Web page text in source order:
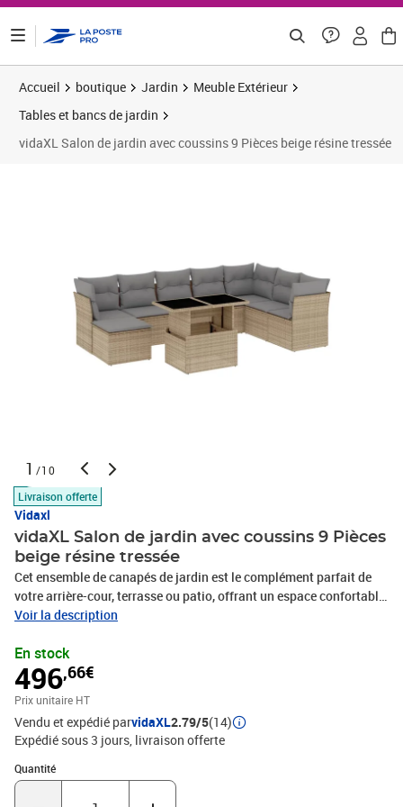
Accueil boutique Jardin
Meuble Extérieur
Tables et bancs de jardin
vidaXL Salon de jardin avec coussins 9 Pièces beige résine tressée
1 /10
Livraison offerte
Vidaxl
vidaXL Salon de jardin avec coussins 9 Pièces
beige résine tressée
Cet ensemble de canapés de jardin est le complément parfait de
votre arrière-cour, terrasse ou patio, offrant un espace confortable
et accueillant pour discuter avec la famille et les amis ou
la résine tressée, également connue sous le nom de poly rotin, est
un matériau synthétique solide et nécessitant peu d'entretien qui
ressemble au rotin naturel. Il est léger, facile à nettoyer et
couramment utilisé pour les meubles d'extérieur en raison de sa
durabilité et de ses propriétés de résistance aux
intempéries.Dessus de table réglable : le dessus de table peut être
soulevé pour rendre la table plus haute, ce qui transforme la table
d'extérieur d'une table basse à une table de salle à manger. Elle est
Voir la description
En stock
496,66€
Prix unitaire HT
Vendu et expédié parvidaXL2.79/5(14)
Expédié sous 3 jours livraison offerte
Quantité
Quantité : 1